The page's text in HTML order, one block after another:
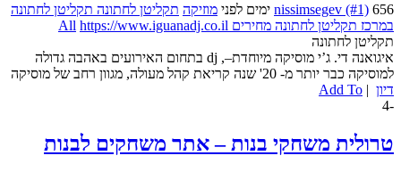
nissimsegev (#1) 656 ימים לפני מוזיקה תקליטן לחתונה תקליטן לחתונה
במרכז תקליטן לחתונה מחירים
All https://www.iguanadj.co.il
תקליטן לחתונה
איגואנה די. ג’י מוסיקה מיוחדת–, dj בתחום האירועים באהבה גדולה
למוסיקה כבר יותר מ- 20' שנה קריאת קהל מעולה, מגוון רחב של מוסיקה
דיון |
Add To
-4
טרולית משחקי בנות – אתר משחקים לבנות